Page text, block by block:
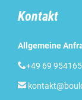
Kontakt
Allgemeine
+49 69
